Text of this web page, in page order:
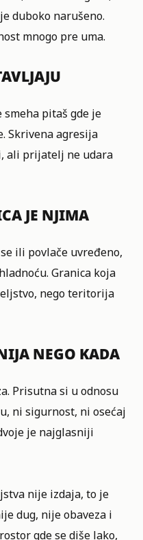
duboko narušeno.
mnogo pre uma.
pitaš gde je
Skrivena agresija
ali prijatelj ne udara
JE NJIMA
ili povlače uvređeno,
Granica koja
nego teritorija
NEGO KADA
Prisutna si u odnosu
ni sigurnost, ni osećaj
je najglasniji
nije izdaja, to je
dug, nije obaveza i
gde se diše lako,